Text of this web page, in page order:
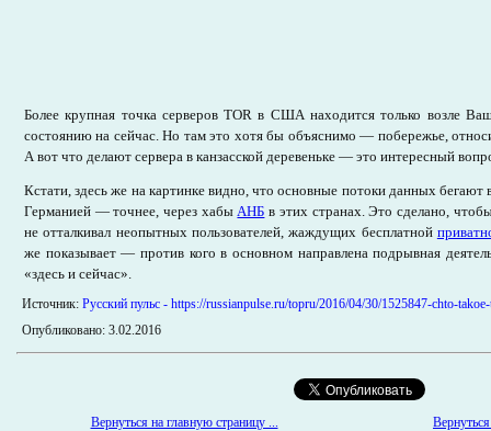
Более крупная точка серверов ТОR в США находится только возле
состоянию на сейчас. Но там это хотя бы объяснимо — побережье,
А вот что делают сервера в канзасской деревеньке — это интересный
Кстати, здесь же на картинке видно, что основные потоки данных
Германией — точнее, через хабыАНБ в этих странах. Это сделано,
не отталкивал неопытных пользователей, жаждущих бесплатной
же показывает — против кого в основном направлена подрывная
«здесь и сейчас».
Источник: Русский пульс - https://russianpulse.ru/topru/2016/04/30/1525847-chto-
Опубликовано: 3.02.2016
Вернуться на главную страницу ...